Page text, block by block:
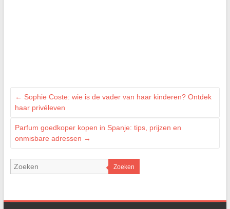
← Sophie Coste: wie is de vader van haar kinderen? Ontdek
haar privéleven
Parfum goedkoper kopen in Spanje: tips, prijzen en
onmisbare adressen →
Zoeken